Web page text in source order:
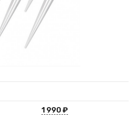
1 990₽